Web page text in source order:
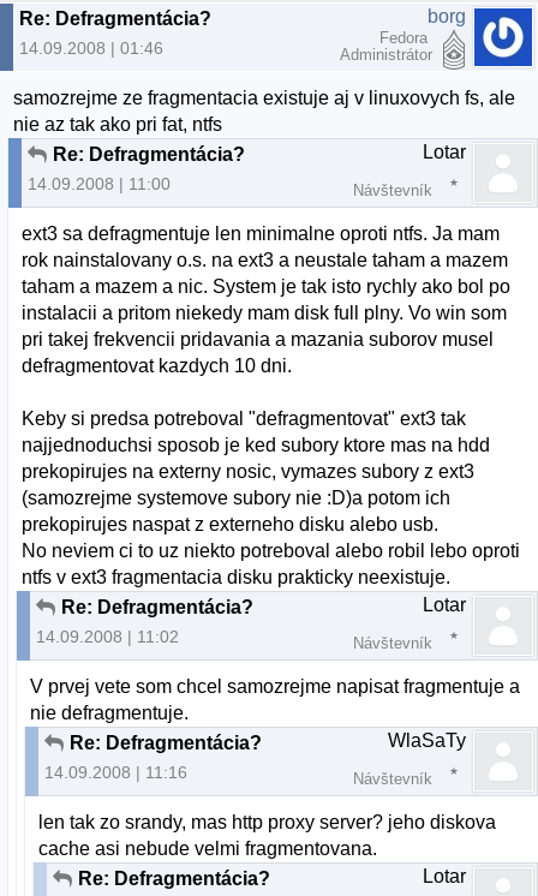
Re: Defragmentácia?
14.09.2008 | 01:46
borg
Fedora
Administrátor
samozrejme ze fragmentacia existuje aj v linuxovych fs, ale
nie az tak ako pri fat, ntfs
Re: Defragmentácia?
14.09.2008 | 11:00
Lotar
Návštevník
ext3 sa defragmentuje len minimalne oproti ntfs. Ja mam
rok nainstalovany o.s. na ext3 a neustale taham a mazem
taham a mazem a nic. System je tak isto rychly ako bol po
instalacii a pritom niekedy mam disk full plny. Vo win som
pri takej frekvencii pridavania a mazania suborov musel
defragmentovat kazdych 10 dni.
Keby si predsa potreboval "defragmentovat" ext3 tak
najjednoduchsi sposob je ked subory ktore mas na hdd
prekopirujes na externy nosic, vymazes subory z ext3
(samozrejme systemove subory nie :D)a potom ich
prekopirujes naspat z externeho disku alebo usb.
No neviem ci to uz niekto potreboval alebo robil lebo oproti
ntfs v ext3 fragmentacia disku prakticky neexistuje.
Re: Defragmentácia?
14.09.2008 | 11:02
Lotar
Návštevník
V prvej vete som chcel samozrejme napisat fragmentuje a
nie defragmentuje.
Re: Defragmentácia?
14.09.2008 | 11:16
WlaSaTy
Návštevník
len tak zo srandy, mas http proxy server? jeho diskova
cache asi nebude velmi fragmentovana.
Re: Defragmentácia?
Lotar